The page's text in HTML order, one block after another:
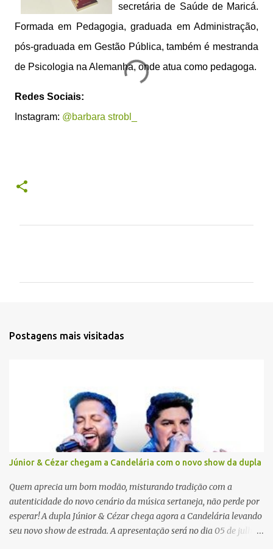
secretária de Saúde de Maricá.
Formada em Pedagogia, graduada em Administração,
pós-graduada em Gestão Pública, também é mestranda
de Psicologia na Alemanha, onde atua como pedagoga.
Redes Sociais:
Instagram: @barbara strobl_
Postagens mais visitadas
Júnior & Cézar chegam a Candelária com o novo show da dupla
Quem aprecia um bom modão, misturando tradição com a
autenticidade do novo cenário da música sertaneja, não perde por
esperar! A dupla Júnior & Cézar chega agora a Candelária levando
seu novo show de estrada. A apresentação será no dia 05 de julho